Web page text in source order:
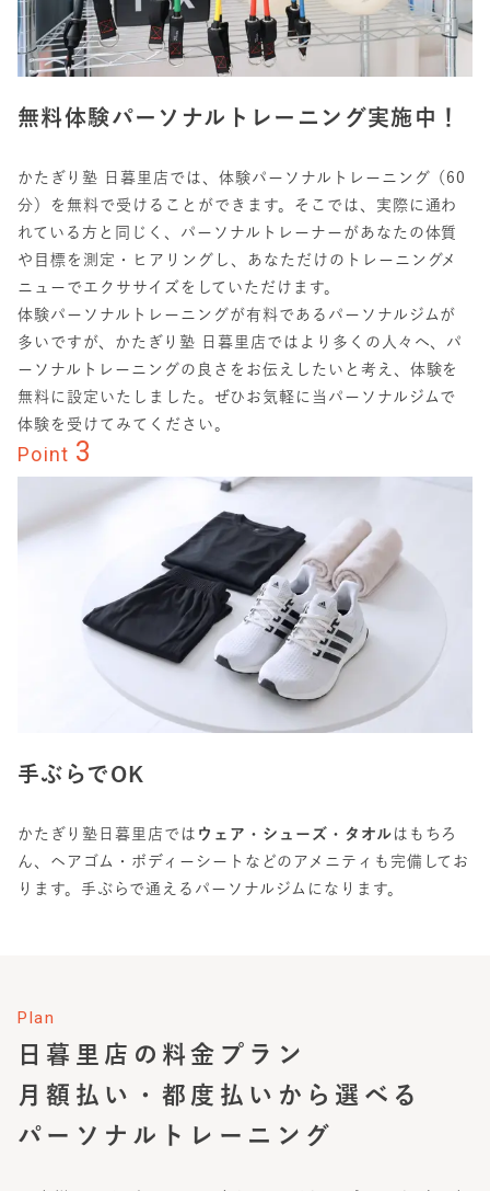
無料体験パーソナルトレーニング実施中！
かたぎり塾 日暮里店では、体験パーソナルトレーニング（60
分）を無料で受けることができます。そこでは、実際に通わ
れている方と同じく、パーソナルトレーナーがあなたの体質
や目標を測定・ヒアリングし、あなただけのトレーニングメ
ニューでエクササイズをしていただけます。
体験パーソナルトレーニングが有料であるパーソナルジムが
多いですが、かたぎり塾 日暮里店ではより多くの人々へ、パ
ーソナルトレーニングの良さをお伝えしたいと考え、体験を
無料に設定いたしました。ぜひお気軽に当パーソナルジムで
体験を受けてみてください。
Point 3
手ぶらでOK
かたぎり塾日暮里店では ウェア・シューズ・タオル はもちろ
ん、ヘアゴム・ボディーシートなどのアメニティも完備してお
ります。手ぶらで通えるパーソナルジムになります。
日暮里店 の料金プラン
月額払い・都度払いから選べる
パーソナルトレーニング
Plan